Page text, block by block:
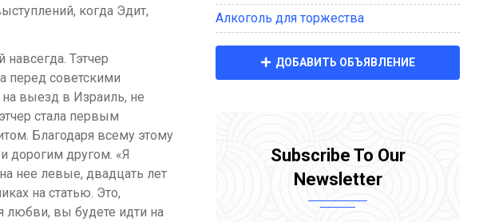
когда Эдит,
навсегда. Тэтчер
перед советскими
выезд в Израиль, не
стала первым
Благодаря всему этому
дорогим другом. «Я
нее левые, двадцать лет
на статью. Это,
любви, вы будете идти на
Алкоголь для торжества
ДОБАВИТЬ ОБЪЯВЛЕНИЕ
Subscribe To Our
Newsletter